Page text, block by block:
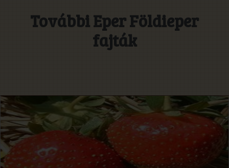
További Eper Földieper
fajták